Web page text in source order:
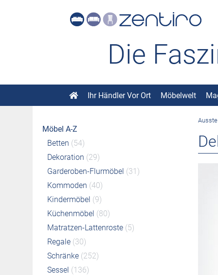
Die
Ihr Händler Vor Ort Möbelwelt
Möbel A-Z
Betten (54)
Dekoration (29)
Garderoben-Flurmöbel (31)
Kommoden (40)
Kindermöbel (9)
Küchenmöbel (80)
Matratzen-Lattenroste (5)
Regale (30)
Schränke (252)
Sessel (136)